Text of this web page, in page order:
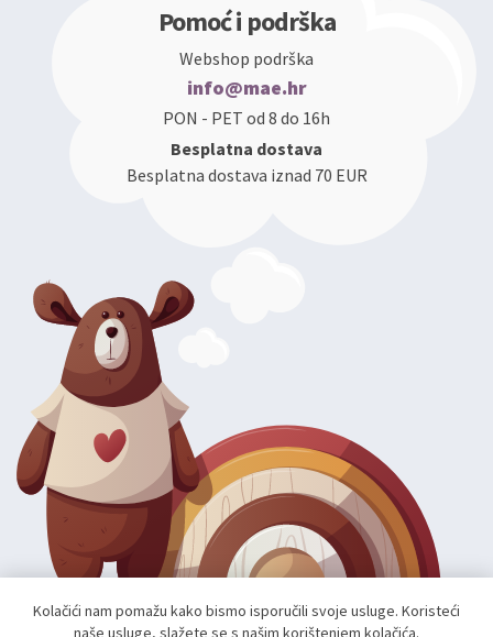
Pomoć i podrška
Webshop podrška
info@mae.hr
PON - PET od 8 do 16h
Besplatna dostava
Besplatna dostava iznad 70 EUR
Kolačići nam pomažu kako bismo isporučili svoje usluge. Koristeći
naše usluge, slažete se s našim korištenjem kolačića.